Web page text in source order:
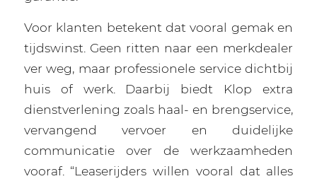
Voor klanten betekent dat vooral gemak en
tijdswinst. Geen ritten naar een merkdealer
ver weg, maar professionele service dichtbij
huis of werk. Daarbij biedt Klop extra
dienstverlening zoals haal- en brengservice,
vervangend vervoer en duidelijke
communicatie over de werkzaamheden
vooraf. “Leaserijders willen vooral dat alles